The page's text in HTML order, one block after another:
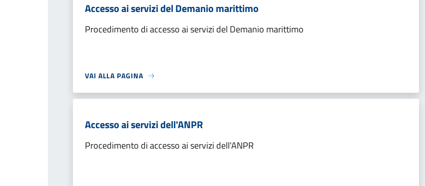
Accesso ai servizi del Demanio marittimo
Procedimento di accesso ai servizi del Demanio marittimo
VAI ALLA PAGINA
Accesso ai servizi dell'ANPR
Procedimento di accesso ai servizi dell'ANPR